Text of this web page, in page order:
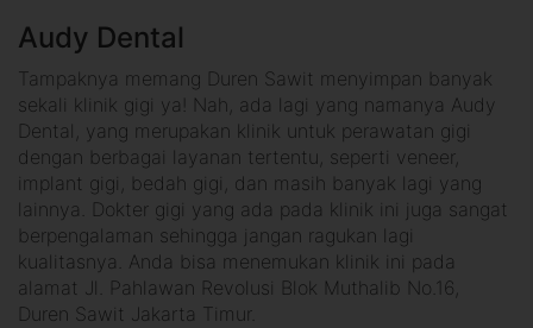
Audy Dental
Tampaknya memang Duren Sawit menyimpan banyak
sekali klinik gigi ya! Nah, ada lagi yang namanya Audy
Dental, yang merupakan klinik untuk perawatan gigi
dengan berbagai layanan tertentu, seperti veneer,
implant gigi, bedah gigi, dan masih banyak lagi yang
lainnya. Dokter gigi yang ada pada klinik ini juga sangat
berpengalaman sehingga jangan ragukan lagi
kualitasnya. Anda bisa menemukan klinik ini pada
alamat Jl. Pahlawan Revolusi Blok Muthalib No.16,
Duren Sawit Jakarta Timur.